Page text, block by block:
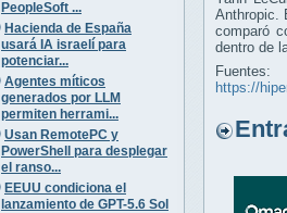
PeopleSoft ...
Hacienda de España
usará IA israelí para
potenciar...
Agentes míticos
generados por LLM
permiten herrami...
Usan RemotePC y
PowerShell para desplegar
el ranso...
EEUU condiciona el
lanzamiento de GPT-5.6 Sol
Anthropic.
comparó
dentro de
Fuentes:
https://